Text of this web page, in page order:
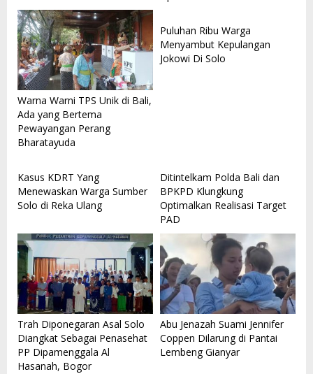
Warna Warni TPS Unik di Bali,
Ada yang Bertema
Pewayangan Perang
Bharatayuda
Puluhan Ribu Warga
Menyambut Kepulangan
Jokowi Di Solo
Kasus KDRT Yang
Menewaskan Warga Sumber
Solo di Reka Ulang
Ditintelkam Polda Bali dan
BPKPD Klungkung
Optimalkan Realisasi Target
PAD
Trah Diponegaran Asal Solo
Diangkat Sebagai Penasehat
PP Dipamenggala Al
Hasanah, Bogor
Abu Jenazah Suami Jennifer
Coppen Dilarung di Pantai
Lembeng Gianyar